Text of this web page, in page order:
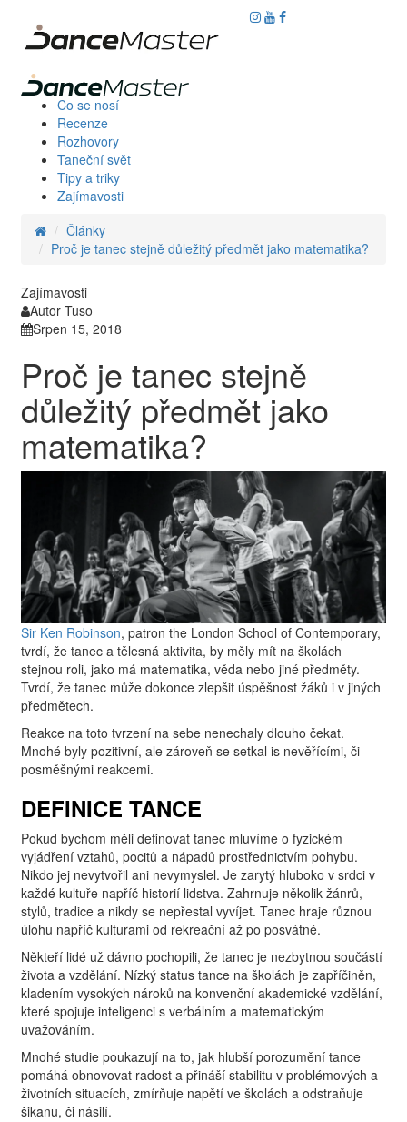
Co se nosí
Recenze
Rozhovory
Taneční svět
Tipy a triky
Zajímavosti
Články
Proč je tanec stejně důležitý předmět jako matematika?
Zajímavosti
Autor Tuso
Srpen 15, 2018
Proč je tanec stejně
důležitý předmět jako
matematika?
Sir Ken Robinson, patron the London School of Contemporary,
tvrdí, že tanec a tělesná aktivita, by měly mít na školách
stejnou roli, jako má matematika, věda nebo jiné předměty.
Tvrdí, že tanec může dokonce zlepšit úspěšnost žáků i v jiných
předmětech.
Reakce na toto tvrzení na sebe nenechaly dlouho čekat.
Mnohé byly pozitivní, ale zároveň se setkal is nevěřícími, či
posměšnými reakcemi.
DEFINICE TANCE
Pokud bychom měli definovat tanec mluvíme o fyzickém
vyjádření vztahů, pocitů a nápadů prostřednictvím pohybu.
Nikdo jej nevytvořil ani nevymyslel. Je zarytý hluboko v srdci v
každé kultuře napříč historií lidstva. Zahrnuje několik žánrů,
stylů, tradice a nikdy se nepřestal vyvíjet. Tanec hraje různou
úlohu napříč kulturami od rekreační až po posvátné.
Někteří lidé už dávno pochopili, že tanec je nezbytnou součástí
života a vzdělání. Nízký status tance na školách je zapříčiněn,
kladením vysokých nároků na konvenční akademické vzdělání,
které spojuje inteligenci s verbálním a matematickým
uvažováním.
Mnohé studie poukazují na to, jak hlubší porozumění tance
pomáhá obnovovat radost a přináší stabilitu v problémových a
životních situacích, zmírňuje napětí ve školách a odstraňuje
šikanu, či násilí.